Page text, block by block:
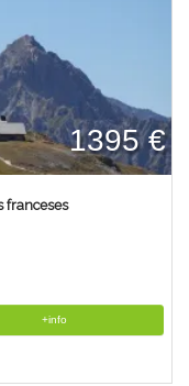
1395 €
franceses
+info